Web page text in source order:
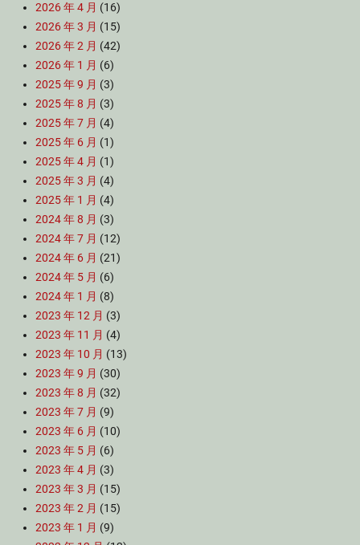
2026 年 4 月 (16)
2026 年 3 月 (15)
2026 年 2 月 (42)
2026 年 1 月 (6)
2025 年 9 月 (3)
2025 年 8 月 (3)
2025 年 7 月 (4)
2025 年 6 月 (1)
2025 年 4 月 (1)
2025 年 3 月 (4)
2025 年 1 月 (4)
2024 年 8 月 (3)
2024 年 7 月 (12)
2024 年 6 月 (21)
2024 年 5 月 (6)
2024 年 1 月 (8)
2023 年 12 月 (3)
2023 年 11 月 (4)
2023 年 10 月 (13)
2023 年 9 月 (30)
2023 年 8 月 (32)
2023 年 7 月 (9)
2023 年 6 月 (10)
2023 年 5 月 (6)
2023 年 4 月 (3)
2023 年 3 月 (15)
2023 年 2 月 (15)
2023 年 1 月 (9)